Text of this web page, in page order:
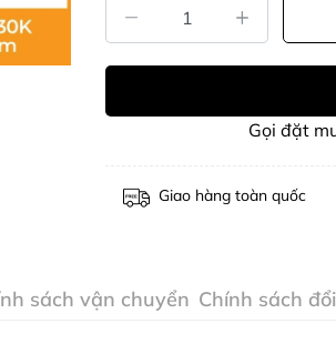
Gọi đặt
Giao hàng toàn quốc
sách vận chuyển Chính sách